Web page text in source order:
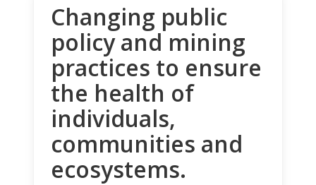
Changing public
policy and mining
practices to ensure
the health of
individuals,
communities and
ecosystems.